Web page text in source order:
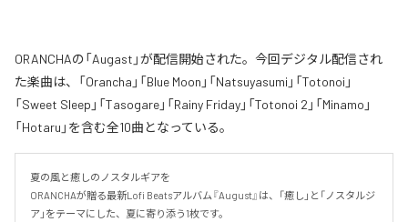
ORANCHAの「Augast」が配信開始された。今回デジタル配信され
た楽曲は、「Orancha」「Blue Moon」「Natsuyasumi」「Totonoi」
「Sweet Sleep」「Tasogare」「Rainy Friday」「Totonoi 2」「Minamo」
「Hotaru」を含む全10曲となっている。
夏の風と癒しのノスタルギアを
ORANCHAが贈る最新Lofi Beatsアルバム『August』は、「癒し」と「ノスタルジ
ア」をテーマにした、夏に寄り添う1枚です。